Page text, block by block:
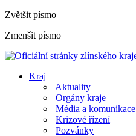
Zvětšit písmo
Zmenšit písmo
Kraj
Aktuality
Orgány kraje
Média a komunikace
Krizové řízení
Pozvánky